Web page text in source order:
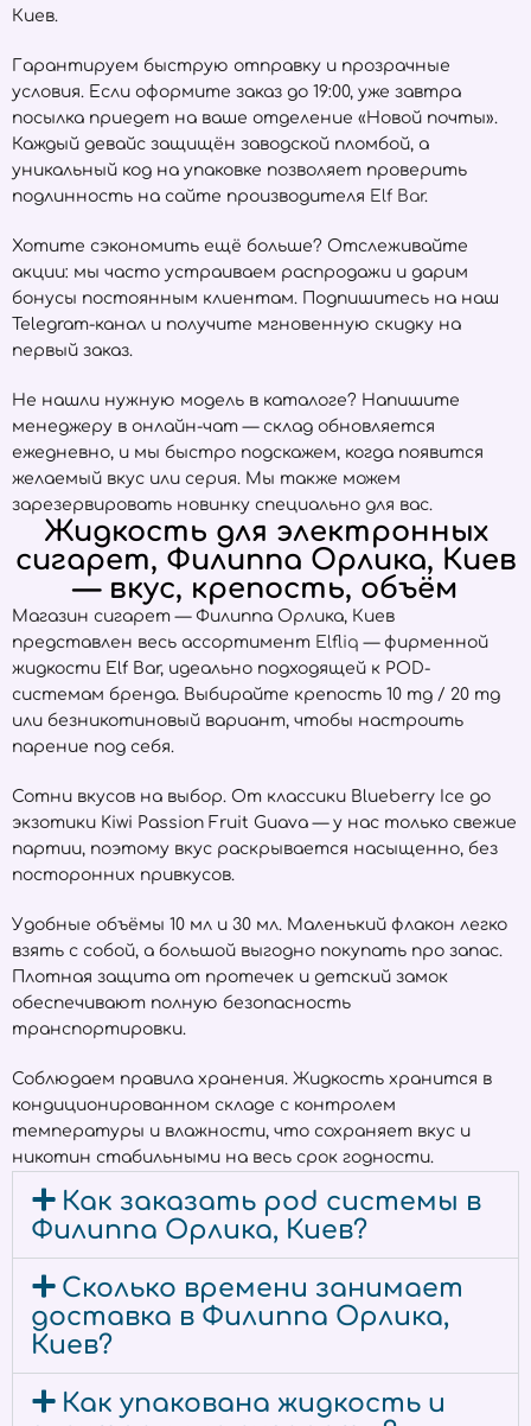
Киев.
Гарантируем быструю отправку и прозрачные
условия. Если оформите заказ до 19:00, уже завтра
посылка приедет на ваше отделение «Новой почты».
Каждый девайс защищён заводской пломбой, а
уникальный код на упаковке позволяет проверить
подлинность на сайте производителя Elf Bar.
Хотите сэкономить ещё больше? Отслеживайте
акции: мы часто устраиваем распродажи и дарим
бонусы постоянным клиентам. Подпишитесь на наш
Telegram-канал и получите мгновенную скидку на
первый заказ.
Не нашли нужную модель в каталоге? Напишите
менеджеру в онлайн-чат — склад обновляется
ежедневно, и мы быстро подскажем, когда появится
желаемый вкус или серия. Мы также можем
зарезервировать новинку специально для вас.
Жидкость для электронных
сигарет, Филиппа Орлика, Киев
— вкус, крепость, объём
Магазин сигарет — Филиппа Орлика, Киев
представлен весь ассортимент Elfliq — фирменной
жидкости Elf Bar, идеально подходящей к POD-
системам бренда. Выбирайте крепость 10 mg / 20 mg
или безникотиновый вариант, чтобы настроить
парение под себя.
Сотни вкусов на выбор. От классики Blueberry Ice до
экзотики Kiwi Passion Fruit Guava — у нас только свежие
партии, поэтому вкус раскрывается насыщенно, без
посторонних привкусов.
Удобные объёмы 10 мл и 30 мл. Маленький флакон легко
взять с собой, а большой выгодно покупать про запас.
Плотная защита от протечек и детский замок
обеспечивают полную безопасность
транспортировки.
Соблюдаем правила хранения. Жидкость хранится в
кондиционированном складе с контролем
температуры и влажности, что сохраняет вкус и
никотин стабильными на весь срок годности.
Как заказать pod системы в
Филиппа Орлика, Киев?
Сколько времени занимает
доставка в Филиппа Орлика,
Киев?
Как упакована жидкость и